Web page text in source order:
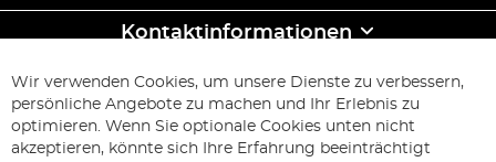
Kontaktinformationen
ABONNIEREN & SPAREN
Melden
Sie
Abonnieren
Wir verwenden Cookies, um unsere Dienste zu verbessern,
persönliche Angebote zu machen und Ihr Erlebnis zu
optimieren. Wenn Sie optionale Cookies unten nicht
akzeptieren, könnte sich Ihre Erfahrung beeinträchtigt